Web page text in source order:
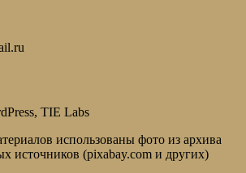
TIE Labs
использованы фото из архива
источников (pixabay.com и других)